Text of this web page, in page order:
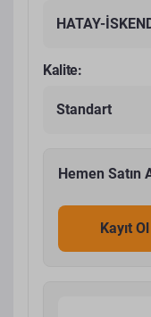
HATAY-
Kalite:
Standart
Hemen Satın
Kayıt Ol